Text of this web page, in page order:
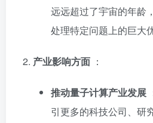
远远超过了宇宙的年龄
处理特定问题上的巨大
产业影响方面 ：
推动量子计算产业发展
引更多的科技公司、研